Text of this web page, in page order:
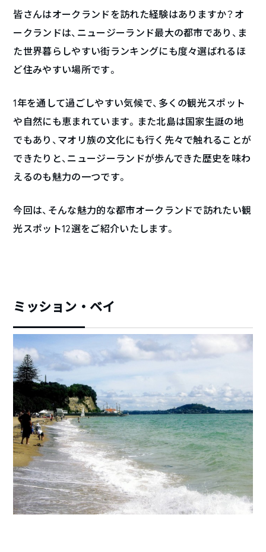
皆さんはオークランドを訪れた経験はありますか？オ
ークランドは、ニュージーランド最大の都市であり、ま
た世界暮らしやすい街ランキングにも度々選ばれるほ
ど住みやすい場所です。
1年を通して過ごしやすい気候で、多くの観光スポット
や自然にも恵まれています。また北島は国家生誕の地
でもあり、マオリ族の文化にも行く先々で触れることが
できたりと、ニュージーランドが歩んできた歴史を味わ
えるのも魅力の一つです。
今回は、そんな魅力的な都市オークランドで訪れたい観
光スポット12選をご紹介いたします。
ミッション・ベイ